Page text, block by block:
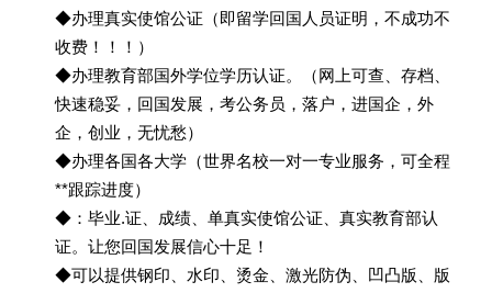
◆办理真实使馆公证（即留学回国人员证明，不成功不
收费！！！）
◆办理教育部国外学位学历认证。（网上可查、存档、
快速稳妥，回国发展，考公务员，落户，进国企，外
企，创业，无忧愁）
◆办理各国各大学（世界名校一对一专业服务，可全程
**跟踪进度）
◆：毕业.证、成绩、单真实使馆公证、真实教育部认
证。让您回国发展信心十足！
◆可以提供钢印、水印、烫金、激光防伪、凹凸版、版